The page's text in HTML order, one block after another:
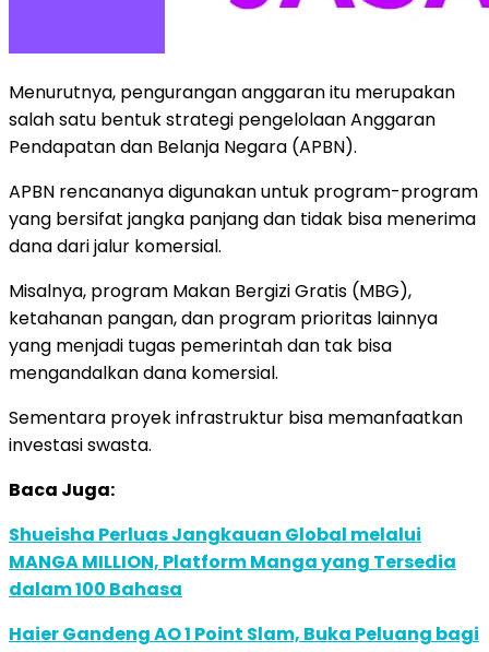
Menurutnya, pengurangan anggaran itu merupakan
salah satu bentuk strategi pengelolaan Anggaran
Pendapatan dan Belanja Negara (APBN).
APBN rencananya digunakan untuk program-program
yang bersifat jangka panjang dan tidak bisa menerima
dana dari jalur komersial.
Misalnya, program Makan Bergizi Gratis (MBG),
ketahanan pangan, dan program prioritas lainnya
yang menjadi tugas pemerintah dan tak bisa
mengandalkan dana komersial.
Sementara proyek infrastruktur bisa memanfaatkan
investasi swasta.
Baca Juga:
Shueisha Perluas Jangkauan Global melalui
MANGA MILLION, Platform Manga yang Tersedia
dalam 100 Bahasa
Haier Gandeng AO 1 Point Slam, Buka Peluang bagi